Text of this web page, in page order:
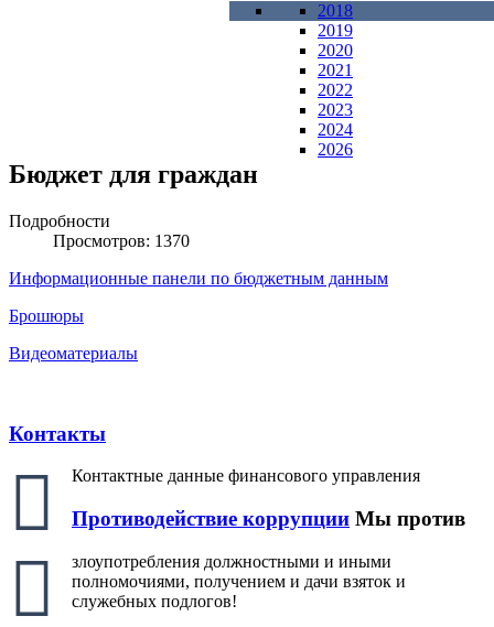
2018
2019
2020
2021
2022
2023
2024
2026
Бюджет для граждан
Подробности
Просмотров: 1370
Информационные панели по бюджетным данным
Брошюры
Видеоматериалы
Контакты
Контактные данные финансового управления
Противодействие коррупции Мы против
злоупотребления должностными и иными
полномочиями, получением и дачи взяток и
служебных подлогов!